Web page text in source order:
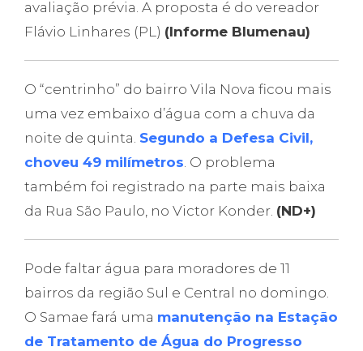
avaliação prévia. A proposta é do vereador
Flávio Linhares (PL) (Informe Blumenau)
O “centrinho” do bairro Vila Nova ficou mais
uma vez embaixo d’água com a chuva da
noite de quinta. Segundo a Defesa Civil,
choveu 49 milímetros. O problema
também foi registrado na parte mais baixa
da Rua São Paulo, no Victor Konder. (ND+)
Pode faltar água para moradores de 11
bairros da região Sul e Central no domingo.
O Samae fará uma manutenção na Estação
de Tratamento de Água do Progresso